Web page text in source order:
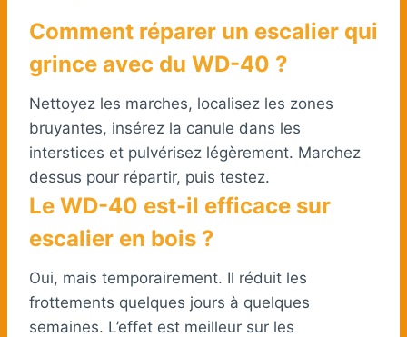
Comment réparer un escalier qui
grince avec du WD-40 ?
Nettoyez les marches, localisez les zones
bruyantes, insérez la canule dans les
interstices et pulvérisez légèrement. Marchez
dessus pour répartir, puis testez.
Le WD-40 est-il efficace sur
escalier en bois ?
Oui, mais temporairement. Il réduit les
frottements quelques jours à quelques
semaines. L’effet est meilleur sur les